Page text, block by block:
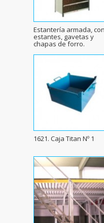
Estantería armada,
estantes, gavetas y
chapas de forro.
1621. Caja Titan Nº 1